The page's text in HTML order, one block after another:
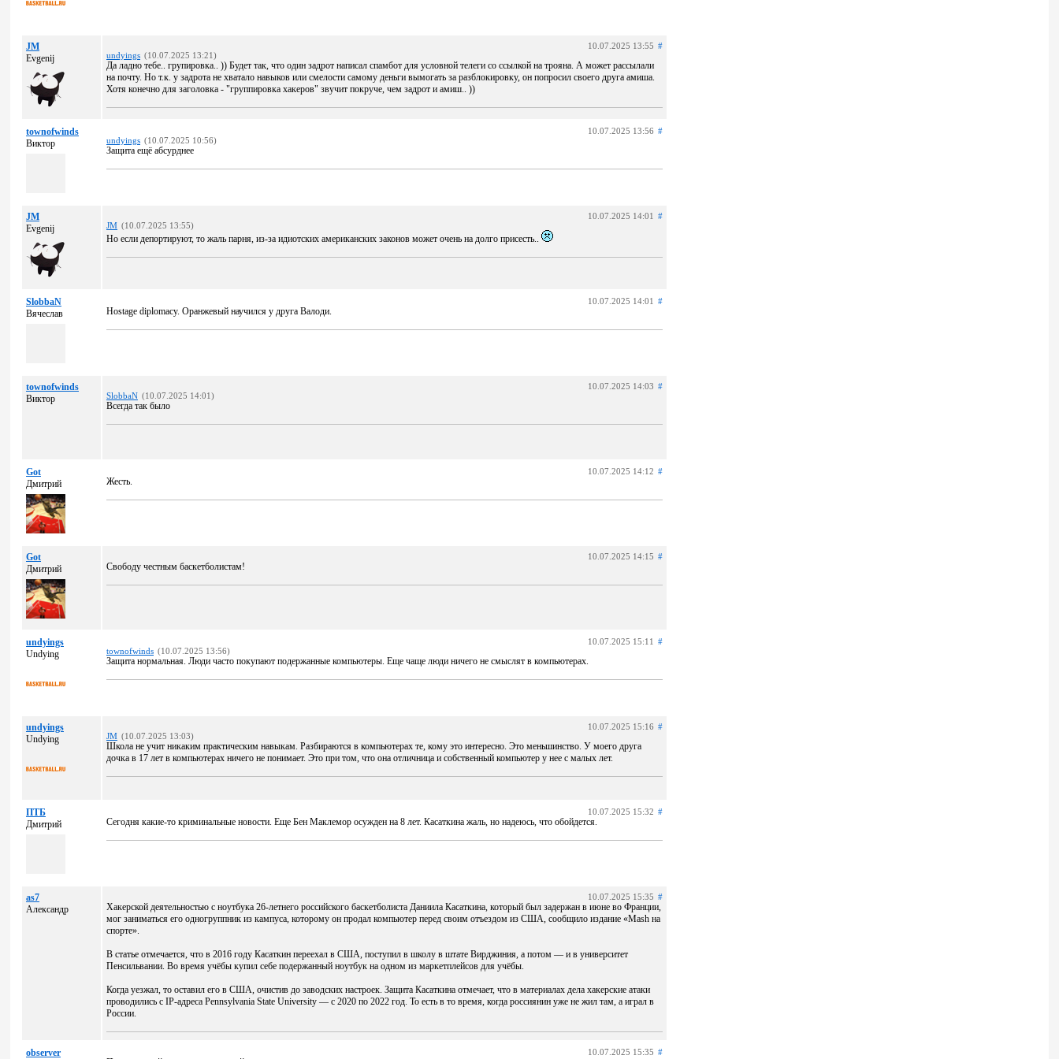
JM
Evgenij
10.07.2025 13:55 #
undyings (10.07.2025 13:21)
Да ладно тебе.. групировка.. )) Будет так, что один задрот написал спамбот для условной телеги со ссылкой на трояна. А может рассылали
на почту. Но т.к. у задрота не хватало навыков или смелости самому деньги вымогать за разблокировку, он попросил своего друга амиша.
Хотя конечно для заголовка - "группировка хакеров" звучит покруче, чем задрот и амиш.. ))
townofwinds
Виктор
10.07.2025 13:56 #
undyings (10.07.2025 10:56)
Защита ещё абсурднее
JM
Evgenij
10.07.2025 14:01 #
JM (10.07.2025 13:55)
Но если депортируют, то жаль парня, из-за идиотских американских законов может очень на долго присесть..
SlobbaN
Вячеслав
10.07.2025 14:01 #
Hostage diplomacy. Оранжевый научился у друга Валоди.
townofwinds
Виктор
10.07.2025 14:03 #
SlobbaN (10.07.2025 14:01)
Всегда так было
Got
Дмитрий
10.07.2025 14:12 #
Жесть.
Got
Дмитрий
10.07.2025 14:15 #
Свободу честным баскетболистам!
undyings
Undying
10.07.2025 15:11 #
townofwinds (10.07.2025 13:56)
Защита нормальная. Люди часто покупают подержанные компьютеры. Еще чаще люди ничего не смыслят в компьютерах.
undyings
Undying
10.07.2025 15:16 #
JM (10.07.2025 13:03)
Школа не учит никаким практическим навыкам. Разбираются в компьютерах те, кому это интересно. Это меньшинство. У моего друга
дочка в 17 лет в компьютерах ничего не понимает. Это при том, что она отличница и собственный компьютер у нее с малых лет.
ПТБ
Дмитрий
10.07.2025 15:32 #
Сегодня какие-то криминальные новости. Еще Бен Маклемор осужден на 8 лет. Касаткина жаль, но надеюсь, что обойдется.
as7
Александр
10.07.2025 15:35 #
Хакерской деятельностью с ноутбука 26-летнего российского баскетболиста Даниила Касаткина, который был задержан в июне во Франции,
мог заниматься его одногруппник из кампуса, которому он продал компьютер перед своим отъездом из США, сообщило издание «Mash на
спорте».
В статье отмечается, что в 2016 году Касаткин переехал в США, поступил в школу в штате Вирджиния, а потом — и в университет
Пенсильвании. Во время учёбы купил себе подержанный ноутбук на одном из маркетплейсов для учёбы.
Когда уезжал, то оставил его в США, очистив до заводских настроек. Защита Касаткина отмечает, что в материалах дела хакерские атаки
проводились с IP-адреса Pennsylvania State University — с 2020 по 2022 год. То есть в то время, когда россиянин уже не жил там, а играл в
России.
observer 10.07.2025 15:35 #